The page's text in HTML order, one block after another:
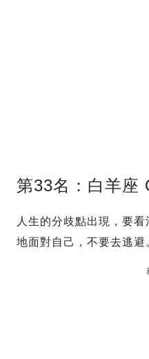
第33名：白羊座
人生的分歧點出現，要
地面對自己，不要去逃避